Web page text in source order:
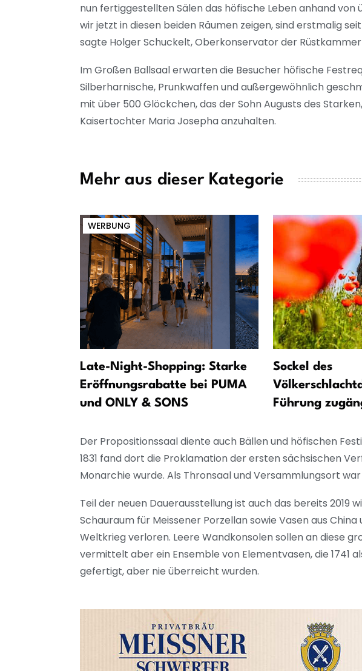
nun fertiggestellten Sälen das höfische Leben anhand
wir jetzt in diesen beiden Räumen zeigen, sind erstmalig
sagte Holger Schuckelt, Oberkonservator der
Im Großen Ballsaal erwarten die Besucher höfische
Silberharnische, Prunkwaffen und außergewöhnlich
mit über 500 Glöckchen, das der Sohn Augusts des
Kaisertochter Maria Josepha anzuhalten.
Mehr aus dieser Kategorie
WERBUNG
Late-Night-Shopping: Starke
Eröffnungsrabatte bei PUMA
und ONLY & SONS
Sockel des
Führung
Der Propositionssaal diente auch Bällen und höfischen
1831 fand dort die Proklamation der ersten sächsischen
Monarchie wurde. Als Thronsaal und Versammlungsort
Teil der neuen Dauerausstellung ist auch das bereits
Schauraum für Meissener Porzellan sowie Vasen aus
Weltkrieg verloren. Leere Wandkonsolen sollen an diese
vermittelt aber ein Ensemble von Elementvasen, die 1741
gefertigt, aber nie überreicht wurden.